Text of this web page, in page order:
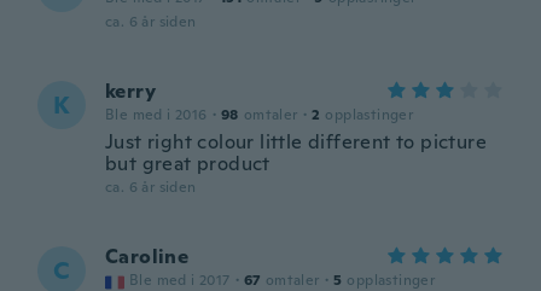
ca. 6 år siden
K kerry
Ble med i 2016 · 98 omtaler · 2 opplastinger
Just right colour little different to picture
but great product
ca. 6 år siden
C Caroline
Ble med i 2017 · 67 omtaler · 5 opplastinger